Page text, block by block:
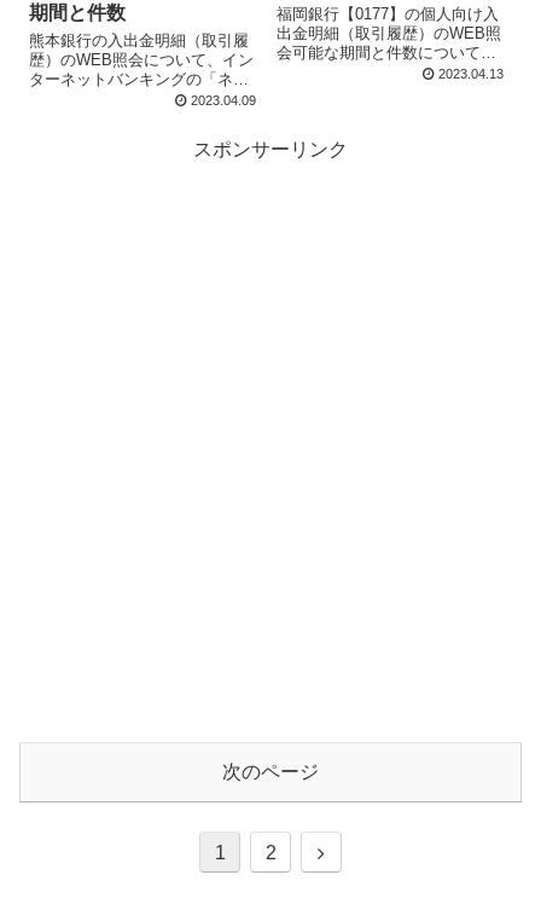
福岡銀行【0177】の個人向け入
出金明細（取引履歴）のWEB照
会可能な期間と件数について説
明。ダイレクトバンキング「ネ
通常口座では最長15か月前・最
2023.04.13
期間と件数
熊本銀行の入出金明細（取引履
歴）のWEB照会について、イン
ターネットバンキングの「ネッ
トワン口座」では最長48か月前
か月まで、最大1000明細までの
閲覧が可能であることなどを丁
2023.04.09
スポンサーリンク
次のページ
1 2